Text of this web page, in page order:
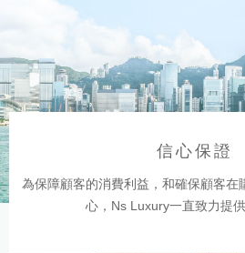
信心保證
為保障顧客的消費利益，和確保顧客在
心，Ns Luxury一直致力提